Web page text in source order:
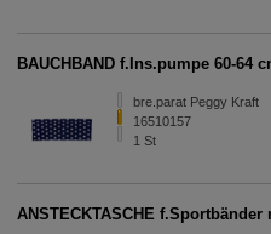
BAUCHBAND f.Ins.pumpe 60-64
bre.parat Peggy Kraft
16510157
1St
ANSTECKTASCHE